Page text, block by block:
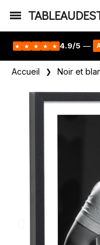
★ ★ ★ ★ ★ 4.9/5 —
Accueil Noir et